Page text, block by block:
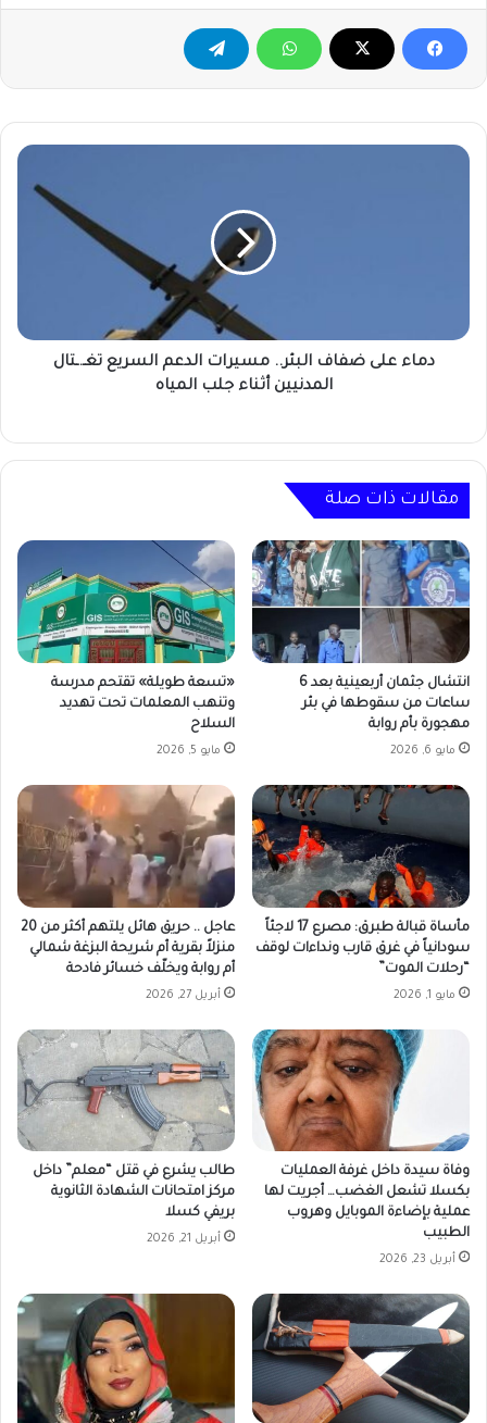
دماء
المدنيين
دماء على ضفاف البئر.. مسيرات الدعم السريع تغـ.ـتال
المدنيين أثناء جلب المياه
مقالات ذات صلة
انتشال جثمان أربعينية بعد 6
ساعات من سقوطها في بئر
مهجورة بأم روابة
مايو 6, 2026
«تسعة طويلة» تقتحم مدرسة
وتنهب المعلمات تحت تهديد
السلاح
مايو 5, 2026
مأساة قبالة طبرق: مصرع 17 لاجئاً
سودانياً في غرق قارب ونداءات لوقف
“رحلات الموت”
مايو 1, 2026
عاجل .. حريق هائل يلتهم أكثر من 20
منزلاً بقرية أم شريحة البزغة شمالي
أم روابة ويخلّف خسائر فادحة
أبريل 27, 2026
وفاة سيدة داخل غرفة العمليات
بكسلا تشعل الغضب… أجريت لها
عملية بإضاءة الموبايل وهروب
الطبيب
أبريل 23, 2026
طالب يشرع في قتل “معلم” داخل
مركز امتحانات الشهادة الثانوية
بريفي كسلا
أبريل 21, 2026